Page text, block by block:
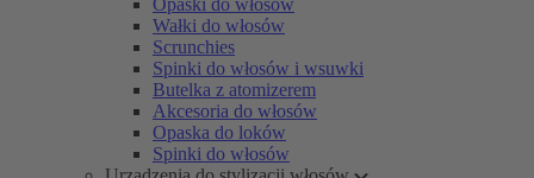
Opaski do włosów
Wałki do włosów
Scrunchies
Spinki do włosów i wsuwki
Butelka z atomizerem
Akcesoria do włosów
Opaska do loków
Spinki do włosów